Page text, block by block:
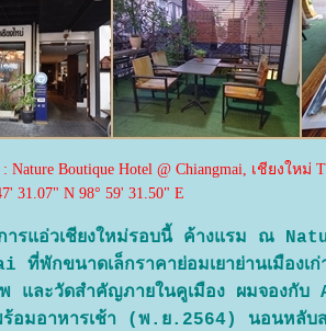
: Nature Boutique Hotel @ Chiangmai, เชียงใหม่
31.07" N 98° 59' 31.50" E
ารแอ่วเชียงใหม่รอบนี้ ค้างแรม ณ
ที่พักขนาดเล็กราคาย่อมเยาย่านเมืองเ
และวัดสำคัญภายในคูเมือง ผมจองกับ
อมอาหารเช้า (พ.ย.2564) นอนหลับส